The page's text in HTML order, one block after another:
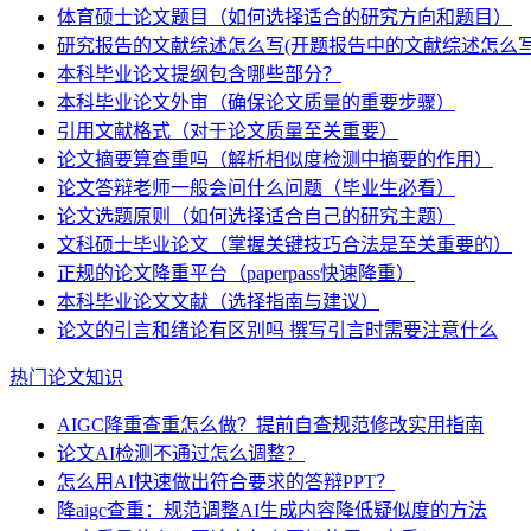
体育硕士论文题目（如何选择适合的研究方向和题目）
研究报告的文献综述怎么写(开题报告中的文献综述怎么
本科毕业论文提纲包含哪些部分？
本科毕业论文外审（确保论文质量的重要步骤）
引用文献格式（对于论文质量至关重要）
论文摘要算查重吗（解析相似度检测中摘要的作用）
论文答辩老师一般会问什么问题（毕业生必看）
论文选题原则（如何选择适合自己的研究主题）
文科硕士毕业论文（掌握关键技巧合法是至关重要的）
正规的论文降重平台（paperpass快速降重）
本科毕业论文文献（选择指南与建议）
论文的引言和绪论有区别吗 撰写引言时需要注意什么
热门论文知识
AIGC降重查重怎么做？提前自查规范修改实用指南
论文AI检测不通过怎么调整？
怎么用AI快速做出符合要求的答辩PPT？
降aigc查重：规范调整AI生成内容降低疑似度的方法